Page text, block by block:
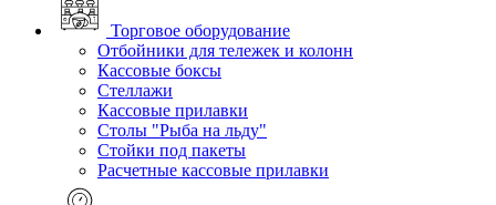
Торговое оборудование
Отбойники для тележек и колонн
Кассовые боксы
Стеллажи
Кассовые прилавки
Столы "Рыба на льду"
Стойки под пакеты
Расчетные кассовые прилавки